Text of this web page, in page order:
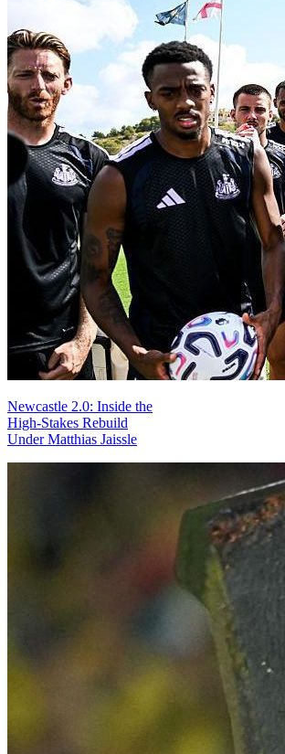
Newcastle 2.0: Inside the
High-Stakes Rebuild
Under Matthias Jaissle